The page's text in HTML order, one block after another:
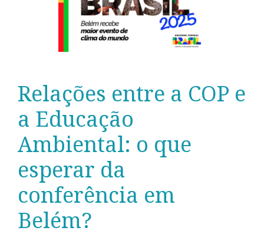
Relações entre a COP e
a Educação
Ambiental: o que
esperar da
conferência em
Belém?